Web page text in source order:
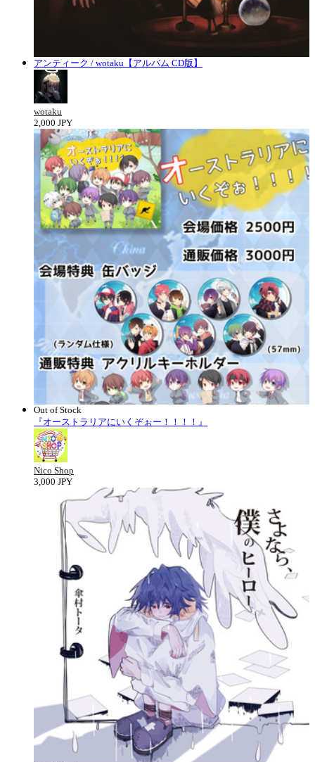
アンティーク / wotaku【アルバム CD版】
wotaku
2,000 JPY
Out of Stock
『オーストラリアにいくぞぉー！！！！』
Nico Shop
3,000 JPY